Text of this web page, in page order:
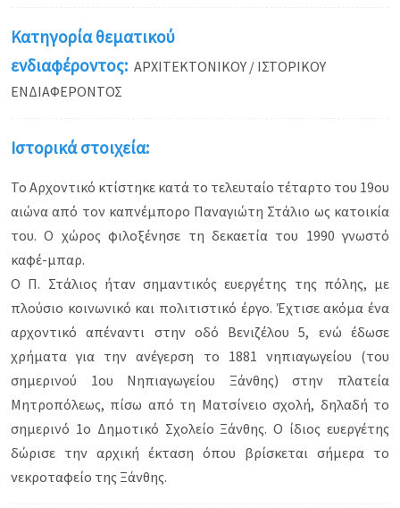
Κατηγορία θεματικού
ενδιαφέροντος: ΑΡΧΙΤΕΚΤΟΝΙΚΟΥ / ΙΣΤΟΡΙΚΟΥ
ΕΝΔΙΑΦΕΡΟΝΤΟΣ
Ιστορικά στοιχεία:
Το Αρχοντικό κτίστηκε κατά το τελευταίο τέταρτο του 19ου
αιώνα από τον καπνέμπορο Παναγιώτη Στάλιο ως κατοικία
του. Ο χώρος φιλοξένησε τη δεκαετία του 1990 γνωστό
καφέ-μπαρ.
Ο Π. Στάλιος ήταν σημαντικός ευεργέτης της πόλης, με
πλούσιο κοινωνικό και πολιτιστικό έργο. Έχτισε ακόμα ένα
αρχοντικό απέναντι στην οδό Βενιζέλου 5, ενώ έδωσε
χρήματα για την ανέγερση το 1881 νηπιαγωγείου (του
σημερινού 1ου Νηπιαγωγείου Ξάνθης) στην πλατεία
Μητροπόλεως, πίσω από τη Ματσίνειο σχολή, δηλαδή το
σημερινό 1ο Δημοτικό Σχολείο Ξάνθης. Ο ίδιος ευεργέτης
δώρισε την αρχική έκταση όπου βρίσκεται σήμερα το
νεκροταφείο της Ξάνθης.